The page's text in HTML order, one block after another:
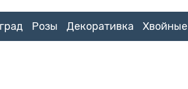
Розы Декоративка Хвойные